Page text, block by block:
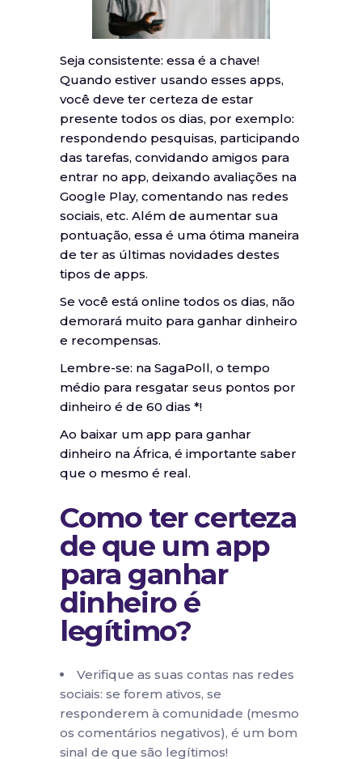
Seja consistente: essa é a chave!
Quando estiver usando esses apps,
você deve ter certeza de estar
presente todos os dias, por exemplo:
respondendo pesquisas, participando
das tarefas, convidando amigos para
entrar no app, deixando avaliações na
Google Play, comentando nas redes
sociais, etc. Além de aumentar sua
pontuação, essa é uma ótima maneira
de ter as últimas novidades destes
tipos de apps.
Se você está online todos os dias, não
demorará muito para ganhar dinheiro
e recompensas.
Lembre-se: na SagaPoll, o tempo
médio para resgatar seus pontos por
dinheiro é de 60 dias *!
Ao baixar um app para ganhar
dinheiro na África, é importante saber
que o mesmo é real.
Como ter certeza
de que um app
para ganhar
dinheiro é
legítimo?
Verifique as suas contas nas redes
sociais: se forem ativos, se
responderem à comunidade (mesmo
os comentários negativos), é um bom
sinal de que são legítimos!